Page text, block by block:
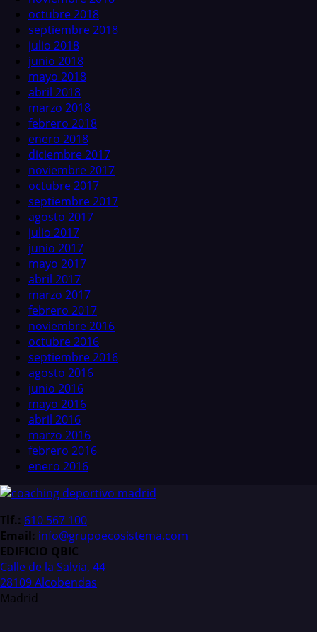
octubre 2018
septiembre 2018
julio 2018
junio 2018
mayo 2018
abril 2018
marzo 2018
febrero 2018
enero 2018
diciembre 2017
noviembre 2017
octubre 2017
septiembre 2017
agosto 2017
julio 2017
junio 2017
mayo 2017
abril 2017
marzo 2017
febrero 2017
noviembre 2016
octubre 2016
septiembre 2016
agosto 2016
junio 2016
mayo 2016
abril 2016
marzo 2016
febrero 2016
enero 2016
Tlf.: 610 567 100
Email: info@grupoecosistema.com
EDIFICIO QBIC
Calle de la Salvia, 44
28109 Alcobendas
Madrid